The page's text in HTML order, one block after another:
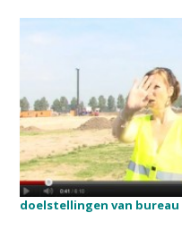
doelstellingen van bureau